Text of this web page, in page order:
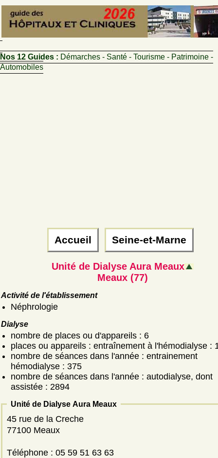
Nos 12 Guides : Démarches - Santé - Tourisme - Patrimoine -
Automobiles
Accueil Seine-et-Marne
Unité de Dialyse Aura Meaux
Meaux (77)
Activité de l'établissement
Néphrologie
Dialyse
nombre de places ou d'appareils : 6
places ou appareils : entraînement à l'hémodialyse :
nombre de séances dans l'année : entrainement
hémodialyse : 375
nombre de séances dans l'année : autodialyse, dont
assistée : 2894
Unité de Dialyse Aura Meaux
45 rue de la Creche
77100 Meaux
Téléphone : 05 59 51 63 63